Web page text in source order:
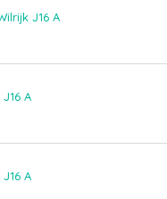
J16 A
A
A